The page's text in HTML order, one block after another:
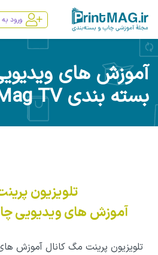
ورود
آموزش های
بسته بندی PrintMag TV
تلویزیون
آموزش های ویدیویی
تلویزیون پرینت مگ کانال آموزش